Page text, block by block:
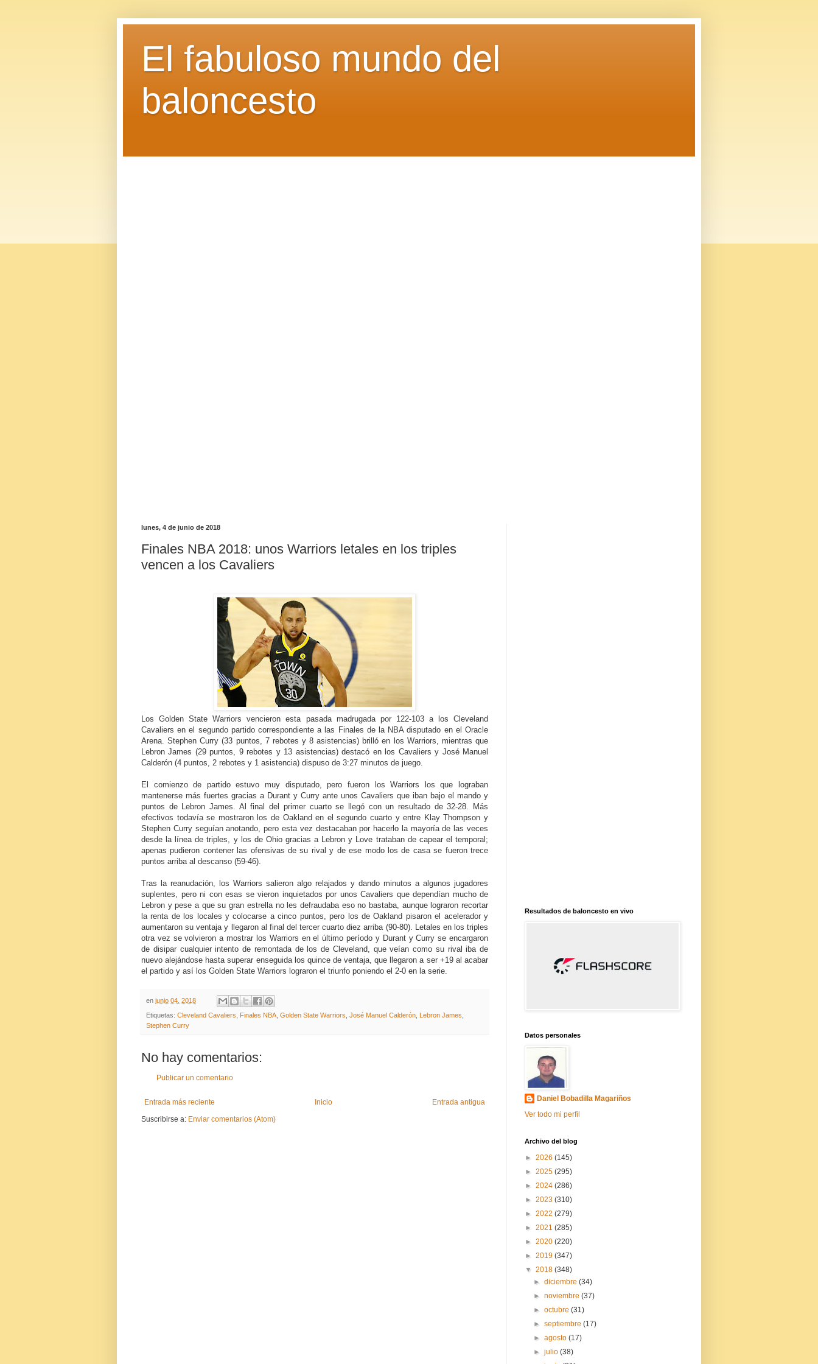
El fabuloso mundo del
baloncesto
lunes, 4 de junio de 2018
Finales NBA 2018: unos Warriors letales en los triples
vencen a los Cavaliers
Los Golden State Warriors vencieron esta pasada madrugada por 122-103 a los Cleveland
Cavaliers en el segundo partido correspondiente a las Finales de la NBA disputado en el Oracle
Arena. Stephen Curry (33 puntos, 7 rebotes y 8 asistencias) brilló en los Warriors, mientras que
Lebron James (29 puntos, 9 rebotes y 13 asistencias) destacó en los Cavaliers y José Manuel
Calderón (4 puntos, 2 rebotes y 1 asistencia) dispuso de 3:27 minutos de juego.
El comienzo de partido estuvo muy disputado, pero fueron los Warriors los que lograban
mantenerse más fuertes gracias a Durant y Curry ante unos Cavaliers que iban bajo el mando y
puntos de Lebron James. Al final del primer cuarto se llegó con un resultado de 32-28. Más
efectivos todavía se mostraron los de Oakland en el segundo cuarto y entre Klay Thompson y
Stephen Curry seguían anotando, pero esta vez destacaban por hacerlo la mayoría de las veces
desde la línea de triples, y los de Ohio gracias a Lebron y Love trataban de capear el temporal;
apenas pudieron contener las ofensivas de su rival y de ese modo los de casa se fueron trece
puntos arriba al descanso (59-46).
Tras la reanudación, los Warriors salieron algo relajados y dando minutos a algunos jugadores
suplentes, pero ni con esas se vieron inquietados por unos Cavaliers que dependían mucho de
Lebron y pese a que su gran estrella no les defraudaba eso no bastaba, aunque lograron recortar
la renta de los locales y colocarse a cinco puntos, pero los de Oakland pisaron el acelerador y
aumentaron su ventaja y llegaron al final del tercer cuarto diez arriba (90-80). Letales en los triples
otra vez se volvieron a mostrar los Warriors en el último período y Durant y Curry se encargaron
de disipar cualquier intento de remontada de los de Cleveland, que veían como su rival iba de
nuevo alejándose hasta superar enseguida los quince de ventaja, que llegaron a ser +19 al acabar
el partido y así los Golden State Warriors lograron el triunfo poniendo el 2-0 en la serie.
en junio 04, 2018
Etiquetas: Cleveland Cavaliers Finales NBA Golden State Warriors José Manuel Calderón Lebron James
Stephen Curry
No hay comentarios:
Publicar un comentario
Entrada más reciente Entrada antigua
Inicio
Suscribirse a: Enviar comentarios (Atom)
Resultados de baloncesto en vivo
Datos personales
Daniel Bobadilla Magariños
Ver todo mi perfil
Archivo del blog
► 2026 (145)
► 2025 (295)
► 2024 (286)
► 2023 (310)
► 2022 (279)
► 2021 (285)
► 2020 (220)
► 2019 (347)
▼ 2018 (348)
►diciembre(34)
►noviembre(37)
►octubre(31)
►septiembre(17)
►agosto(17)
►julio(38)